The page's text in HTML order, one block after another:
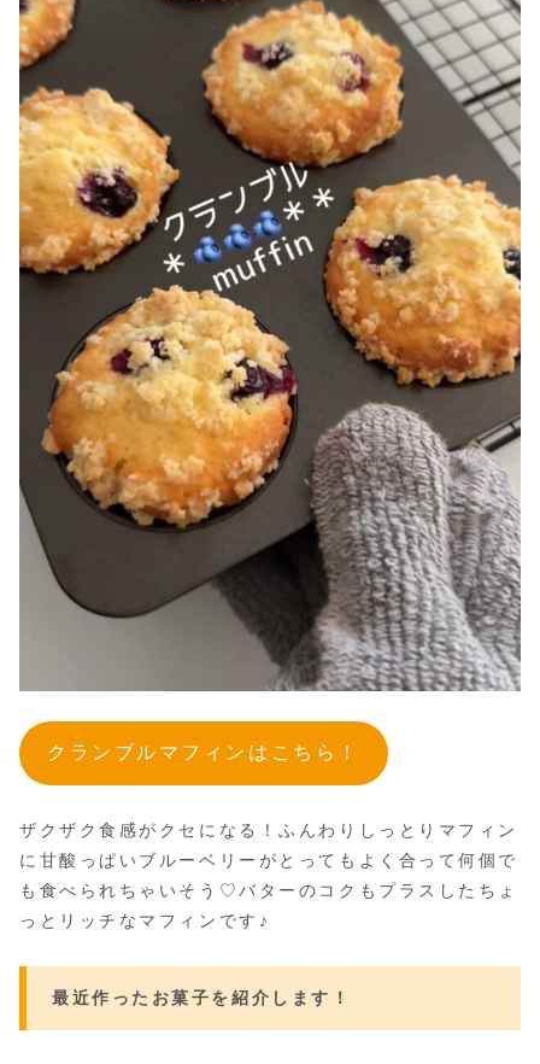
クランブルマフィンはこちら！
ザクザク食感がクセになる！ふんわりしっとりマフィン
に甘酸っぱいブルーベリーがとってもよく合って何個で
も食べられちゃいそう♡バターのコクもプラスしたちょ
っとリッチなマフィンです♪
最近作ったお菓子を紹介します！